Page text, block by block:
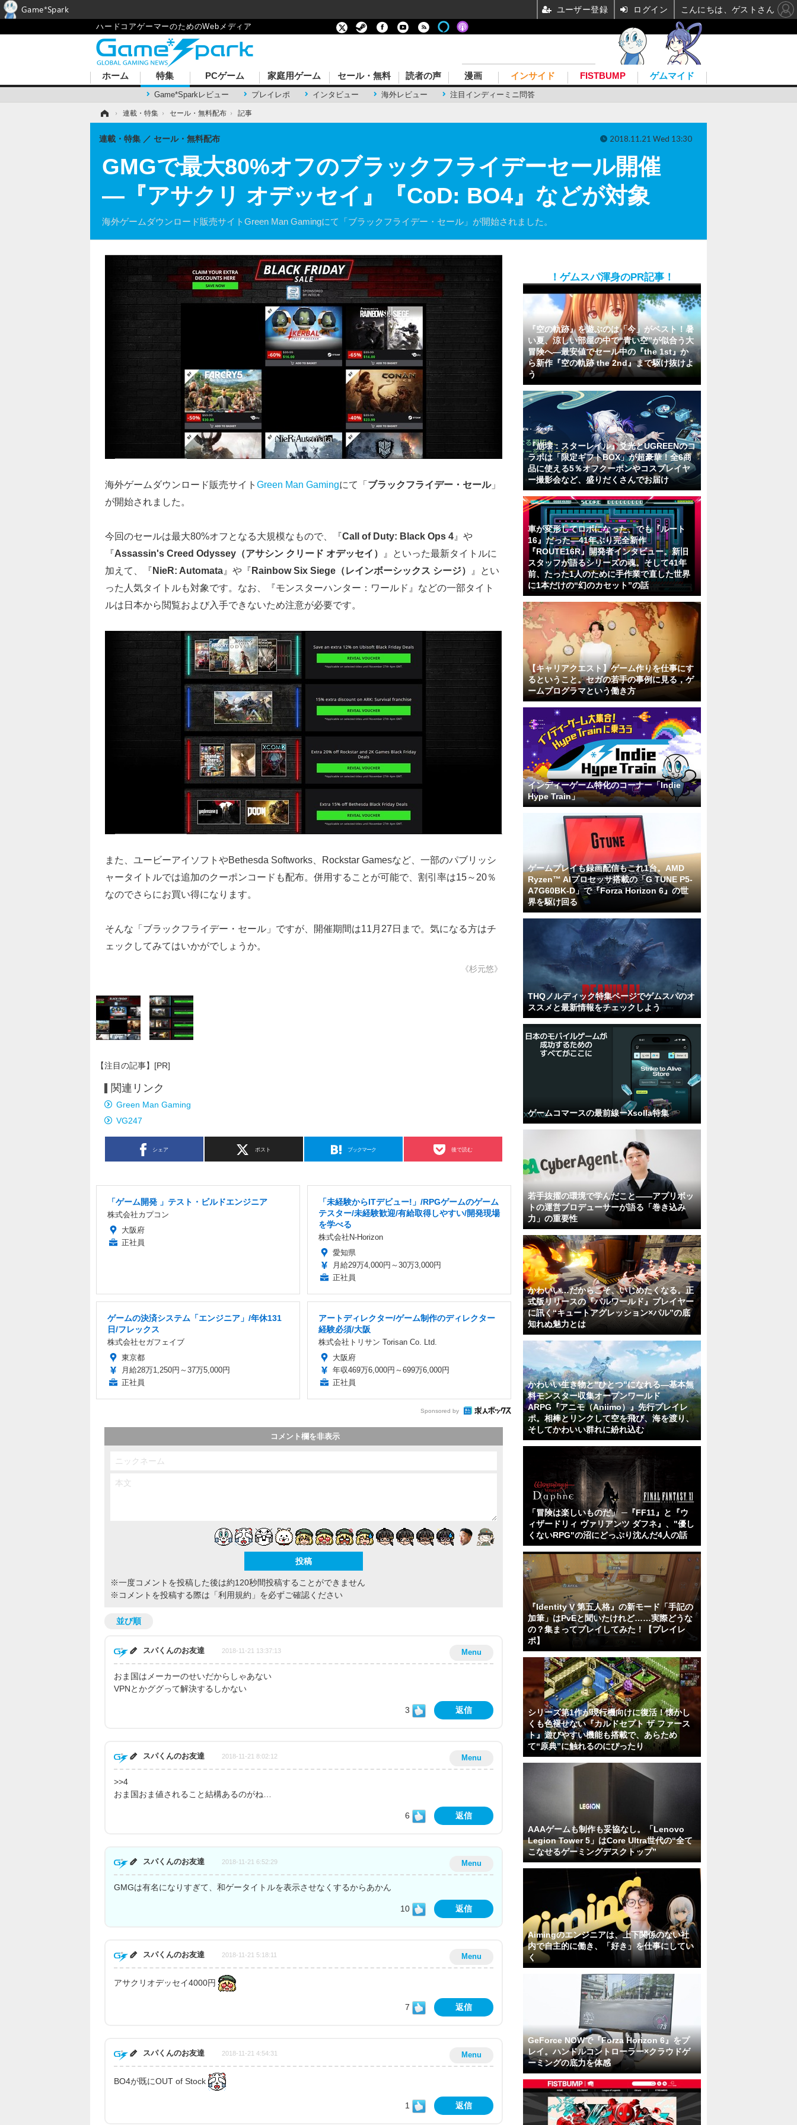
ハードコアゲーマーのためのWebメディア
ホーム 特集
Game*Sparkレビュー プレイレポ インタビュー 海外レビュー 注目インディーミニ問答
PCゲーム 家庭用ゲーム セール・無料 読者の声 漫画 インサイド FISTBUMP ゲムマイド
› 連載・特集 › セール・無料配布 › 記事
GMGで最大80%オフのブラックフライデーセール開催
―『アサクリ オデッセイ』『CoD: BO4』などが対象
海外ゲームダウンロード販売サイトGreen Man Gamingにて「ブラックフライデー・セール」が開始されました。
連載・特集 セール・無料配布 2018.11.21 Wed 13:30
海外ゲームダウンロード販売サイト Green Man Gamingにて「ブラックフライデー・セール」
が開始されました。
今回のセールは最大80%オフとなる大規模なもので、『Call of Duty: Black Ops 4 』や
『Assassin's Creed Odyssey（アサシン クリード オデッセイ）
』といった最新タイトルに
加えて、『NieR: Automata 』や『Rainbow Six Siege（レインボーシックス シージ）
』とい
った人気タイトルも対象です。なお、『モンスターハンター：ワールド』などの一部タイト
ルは日本から閲覧および入手できないため注意が必要です。
また、ユービーアイソフトやBethesda Softworks、Rockstar Gamesなど、一部のパブリッシ
ャータイトルでは追加のクーポンコードも配布。併用することが可能で、割引率は15～20％
なのでさらにお買い得になります。
そんな「ブラックフライデー・セール」ですが、開催期間は11月27日まで。気になる方はチ
ェックしてみてはいかがでしょうか。
《杉元悠》
【注目の記事】[PR]
関連リンク
Green Man Gaming
VG247
シェア ポスト ブックマーク 後で読む
「ゲーム開発 」テスト・ビルドエンジニア
株式会社カプコン
大阪府
正社員
「未経験からITデビュー!」/RPGゲームのゲーム
テスター/未経験歓迎/有給取得しやすい/開発現場
を学べる
株式会社N-Horizon
愛知県
月給29万4,000円～30万3,000円
正社員
ゲームの決済システム「エンジニア」/年休131
日/フレックス
株式会社セガフェイブ
東京都
月給28万1,250円～37万5,000円
正社員
アートディレクター/ゲーム制作のディレクター
経験必須/大阪
株式会社トリサン Torisan Co. Ltd.
大阪府
年収469万6,000円～699万6,000円
正社員
Sponsored by
コメント欄を非表示
※一度コメントを投稿した後は約120秒間投稿することができません
※コメントを投稿する際は 「利用規約」 を必ずご確認ください
並び順
Menu
スパくんのお友達 2018-11-21 13:37:13
おま国はメーカーのせいだからしゃあない
VPNとかググって解決するしかない
3 返信
Menu
スパくんのお友達 2018-11-21 8:02:12
>>4
おま国おま値されること結構あるのがね…
6 返信
Menu
スパくんのお友達 2018-11-21 6:52:29
GMGは有名になりすぎて、和ゲータイトルを表示させなくするからあかん
10 返信
Menu
スパくんのお友達 2018-11-21 5:18:11
アサクリオデッセイ4000円
7 返信
Menu
スパくんのお友達 2018-11-21 4:54:31
BO4が既にOUT of Stock
1 返信
！ゲムスパ渾身のPR記事！
『空の軌跡』を遊ぶのは「今」がベスト！暑
い夏、涼しい部屋の中で“青い空”が似合う大
冒険へ―最安値でセール中の『the 1st』か
ら新作『空の軌跡 the 2nd』まで駆け抜けよ
う
『崩壊：スターレイル』爻光とUGREENのコ
ラボは「限定ギフトBOX」が超豪華！全6商
品に使える5％オフクーポンやコスプレイヤ
ー撮影会など、盛りだくさんでお届け
車が変形してロボになった、でも『ルート
16』だった―41年ぶり完全新作
『ROUTE16R』開発者インタビュー。新旧
スタッフが語るシリーズの魂。そして41年
前、たった1人のために手作業で直した世界
に1本だけの“幻のカセット”の話
【キャリアクエスト】ゲーム作りを仕事にす
るということ。セガの若手の事例に見る，ゲ
ームプログラマという働き方
インディーゲーム特化のコーナー「Indie
Hype Train」
ゲームプレイも録画配信もこれ1台。AMD
Ryzen™ AIプロセッサ搭載の「G TUNE P5-
A7G60BK-D」で『Forza Horizon 6』の世
界を駆け回る
THQノルディック特集ページでゲムスパのオ
ススメと最新情報をチェックしよう
ゲームコマースの最前線ーXsolla特集
若手抜擢の環境で学んだこと――アプリボッ
トの運営プロデューサーが語る「巻き込み
力」の重要性
かわいい…だからこそ、いじめたくなる。正
式版リリースの『パルワールド』プレイヤー
に訊く“キュートアグレッション×パル”の底
知れぬ魅力とは
かわいい生き物と"ひとつ"になれる―基本無
料モンスター収集オープンワールド
ARPG『アニモ（Aniimo）』先行プレイレ
ポ。相棒とリンクして空を飛び、海を渡り、
そしてかわいい群れに紛れ込む
「冒険は楽しいものだ」 ─『FF11』と『ウ
ィザードリィ ヴァリアンツ ダフネ』、"優し
くないRPG"の沼にどっぷり沈んだ4人の話
『Identity V 第五人格』の新モード「手記の
加筆」はPvEと聞いたけれど……実際どうな
の？集まってプレイしてみた！【プレイレ
ポ】
シリーズ第1作が現行機向けに復活！懐かし
くも色褪せない『カルドセプト ザ ファース
ト』遊びやすい機能も搭載で、あらため
て“原典”に触れるのにぴったり
AAAゲームも制作も妥協なし。「Lenovo
Legion Tower 5」はCore Ultra世代の“全て
こなせるゲーミングデスクトップ”
Aimingのエンジニアは、上下関係のない社
内で自主的に働き、「好き」を仕事にしてい
く
GeForce NOWで『Forza Horizon 6』をプ
レイ。ハンドルコントローラー×クラウドゲ
ーミングの底力を体感
Game*Spark ユーザー登録 ログイン こんにちは、ゲストさん